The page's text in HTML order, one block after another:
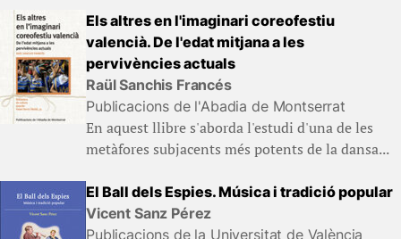
Els altres en l'imaginari coreofestiu
valencià. De l'edat mitjana a les
pervivències actuals
Raül Sanchis Francés
Publicacions de l'Abadia de Montserrat
En aquest llibre s'aborda l'estudi d'una de les
metàfores subjacents més potents de la dansa...
El Ball dels Espies. Música i tradició popular
Vicent Sanz Pérez
Publicacions de la Universitat de València